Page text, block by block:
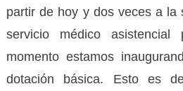
partir de hoy y dos veces a la
servicio médico
momento estamos
dotación básica. Esto es